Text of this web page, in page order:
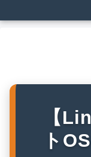
【
ト